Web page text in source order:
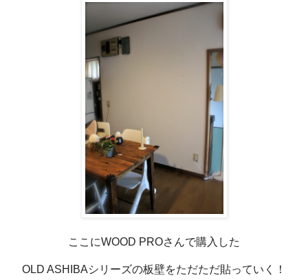
ここにWOOD PROさんで購入した
OLD ASHIBAシリーズの板壁をただただ貼っていく！